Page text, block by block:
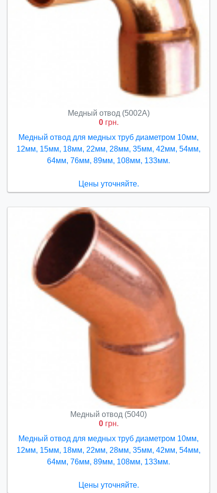
Медный отвод (5002A)
0грн.
Медный отвод для медных труб диаметром 10мм,
12мм, 15мм, 18мм, 22мм, 28мм, 35мм, 42мм, 54мм,
64мм, 76мм, 89мм, 108мм, 133мм.
Цены уточняйте.
Медный отвод (5040)
0грн.
Медный отвод для медных труб диаметром 10мм,
12мм, 15мм, 18мм, 22мм, 28мм, 35мм, 42мм, 54мм,
64мм, 76мм, 89мм, 108мм, 133мм.
Цены уточняйте.